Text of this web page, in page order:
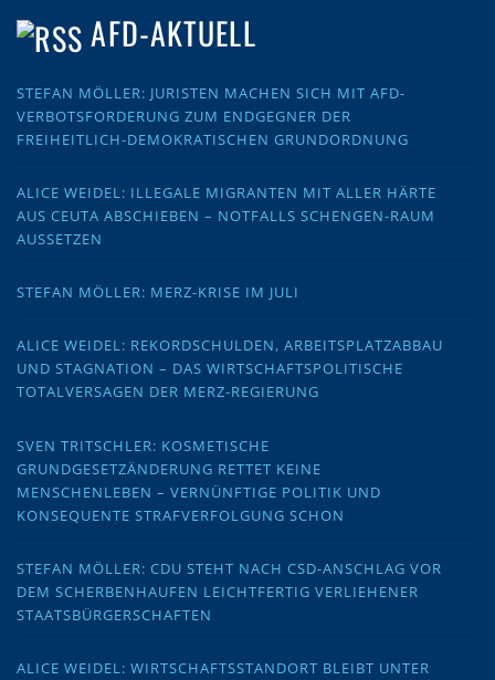
AFD-AKTUELL
STEFAN MÖLLER: JURISTEN MACHEN SICH MIT AFD-
VERBOTSFORDERUNG ZUM ENDGEGNER DER
FREIHEITLICH-DEMOKRATISCHEN GRUNDORDNUNG
ALICE WEIDEL: ILLEGALE MIGRANTEN MIT ALLER HÄRTE
AUS CEUTA ABSCHIEBEN – NOTFALLS SCHENGEN-RAUM
AUSSETZEN
STEFAN MÖLLER: MERZ-KRISE IM JULI
ALICE WEIDEL: REKORDSCHULDEN, ARBEITSPLATZABBAU
UND STAGNATION – DAS WIRTSCHAFTSPOLITISCHE
TOTALVERSAGEN DER MERZ-REGIERUNG
SVEN TRITSCHLER: KOSMETISCHE
GRUNDGESETZÄNDERUNG RETTET KEINE
MENSCHENLEBEN – VERNÜNFTIGE POLITIK UND
KONSEQUENTE STRAFVERFOLGUNG SCHON
STEFAN MÖLLER: CDU STEHT NACH CSD-ANSCHLAG VOR
DEM SCHERBENHAUFEN LEICHTFERTIG VERLIEHENER
STAATSBÜRGERSCHAFTEN
ALICE WEIDEL: WIRTSCHAFTSSTANDORT BLEIBT UNTER